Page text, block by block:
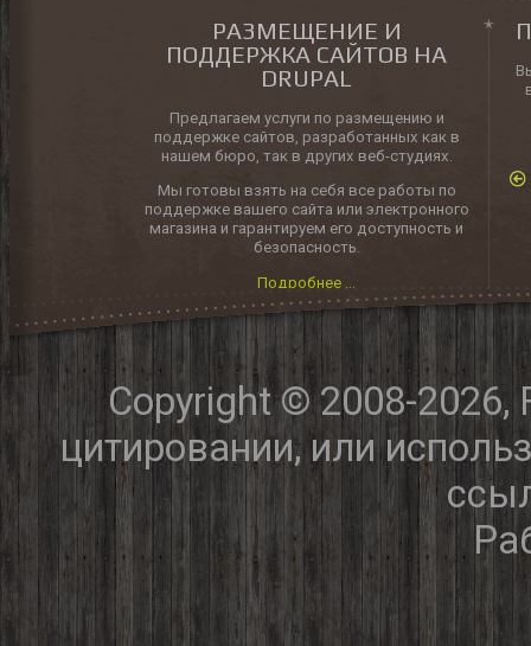
РАЗМЕЩЕНИЕ И
ПОДДЕРЖКА САЙТОВ НА
DRUPAL
Предлагаем услуги по размещению и
поддержке сайтов, разработанных как в
нашем бюро, так в других веб-студиях.
Мы готовы взять на себя все работы по
поддержке вашего сайта или электронного
магазина и гарантируем его доступность и
безопасность.
Подробнее ...
Copyright © 2008-
цитировании, или